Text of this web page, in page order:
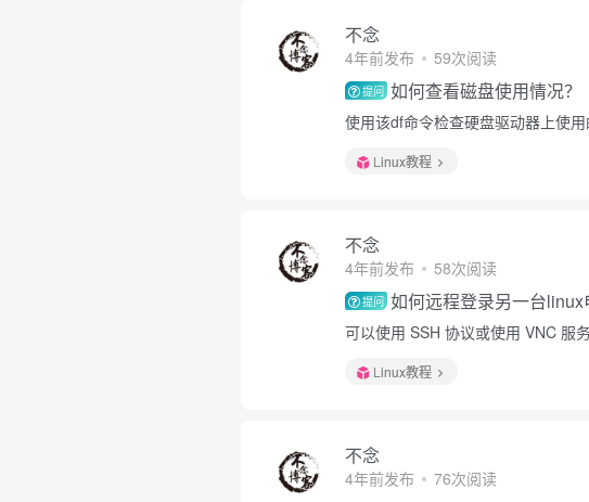
不念
4年前发布 59次阅读
提问 如何查看磁盘使用情况？
使用该df命令检查硬盘驱动器上使用
Linux教程
不念
4年前发布 58次阅读
提问 如何远程登录另一台linux
可以使用 SSH 协议或使用 VNC 服
Linux教程
不念
4年前发布 76次阅读